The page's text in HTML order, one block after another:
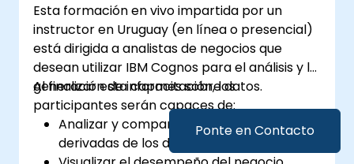
Ponte en Contacto
Evaluar consideraciones éticas y las
mejores prácticas en el despliegue de IA.
Esta formación en vivo impartida por un
instructor en Uruguay (en línea o presencial)
está dirigida a analistas de negocios que
desean utilizar IBM Cognos para el análisis y la
generación de informes sobre datos.
Al finalizar esta capacitación, los
participantes serán capaces de:
Analizar y compartir perspectivas
derivadas de los datos.